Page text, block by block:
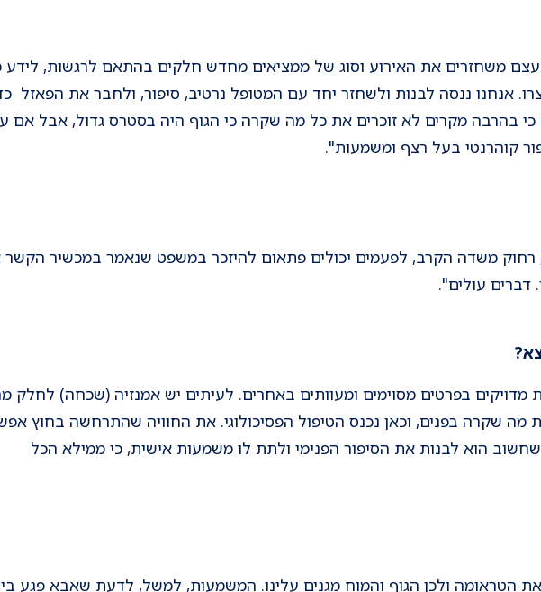
משחזרים את האירוע וסוג של ממציאים מחדש חלקים בהתאם לרגשות, לידע
אנחנו ננסה לבנות ולשחזר יחד עם המטופל נרטיב, סיפור, ולחבר את הפאזל
כי בהרבה מקרים לא זוכרים את כל מה שקרה כי הגוף היה בסטרס גדול, אבל אם
קוהרנטי בעל רצף ומשמעות".
רחוק משדה הקרב, לפעמים יכולים פתאום להיזכר במשפט שנאמר במכשיר הקשר
עולים".
מדויקים בפרטים מסוימים ומעוותים באחרים. לעיתים יש אמנזיה (שכחה) לחלק
מה שקרה בפנים, וכאן נכנס הטיפול הפסיכולוגי. את החוויה שהתרחשה בחוץ
הוא לבנות את הסיפור הפנימי ולתת לו משמעות אישית, כי ממילא הכל
הטראומה ולכן הגוף והמוח מגנים עלינו. המשמעות, למשל, לדעת שאבא פגע